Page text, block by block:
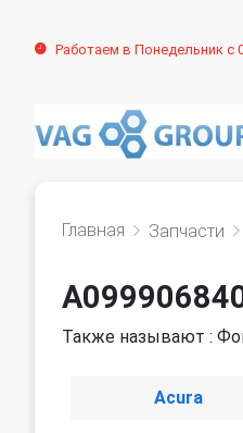
Работаем в Понедельник с
Главная Запчасти
Также называют :
Acura